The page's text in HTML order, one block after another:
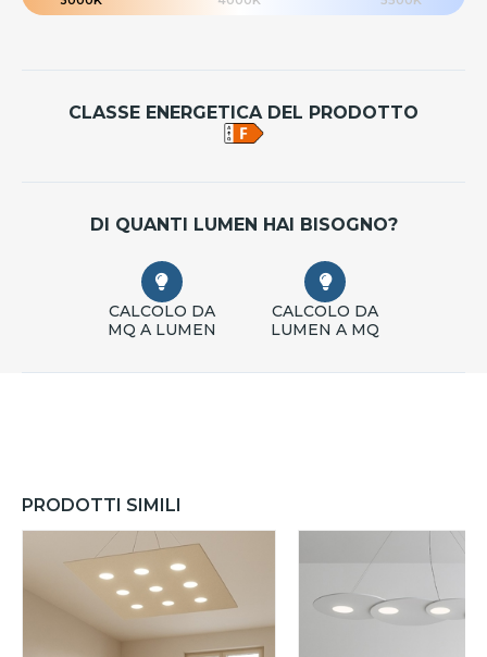
CLASSE ENERGETICA DEL PRODOTTO
DI QUANTI LUMEN HAI BISOGNO?
CALCOLO DA
MQ A LUMEN
CALCOLO DA
LUMEN A MQ
PRODOTTI SIMILI